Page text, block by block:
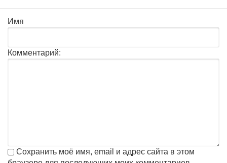
Имя
Комментарий:
Сохранить моё имя, email и адрес сайта в этом